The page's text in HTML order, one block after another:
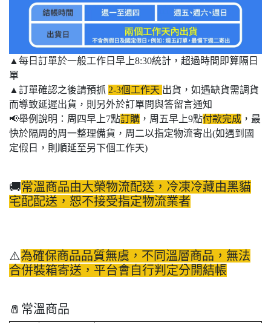
▲每日訂單於一般工作日早上8:30統計，超過時間即算隔日
單
▲訂單確認之後請預抓 2-3個工作天 出貨，如遇缺貨需調貨
而導致延遲出貨，則另外於訂單問與答留言通知
📢舉例說明：周四早上7點訂購 ，周五早上9點付款完成 ，最
快於隔周的周一整理備貨，周二以指定物流寄出(如遇到國
定假日，則順延至另下個工作天)
🚚常溫商品由大榮物流配送，冷凍冷藏由黑貓
宅配配送，恕不接受指定物流業者
⚠️為確保商品品質無虞，不同溫層商品，無法
合併裝箱寄送，平台會自行判定分開結帳
🧂常溫商品